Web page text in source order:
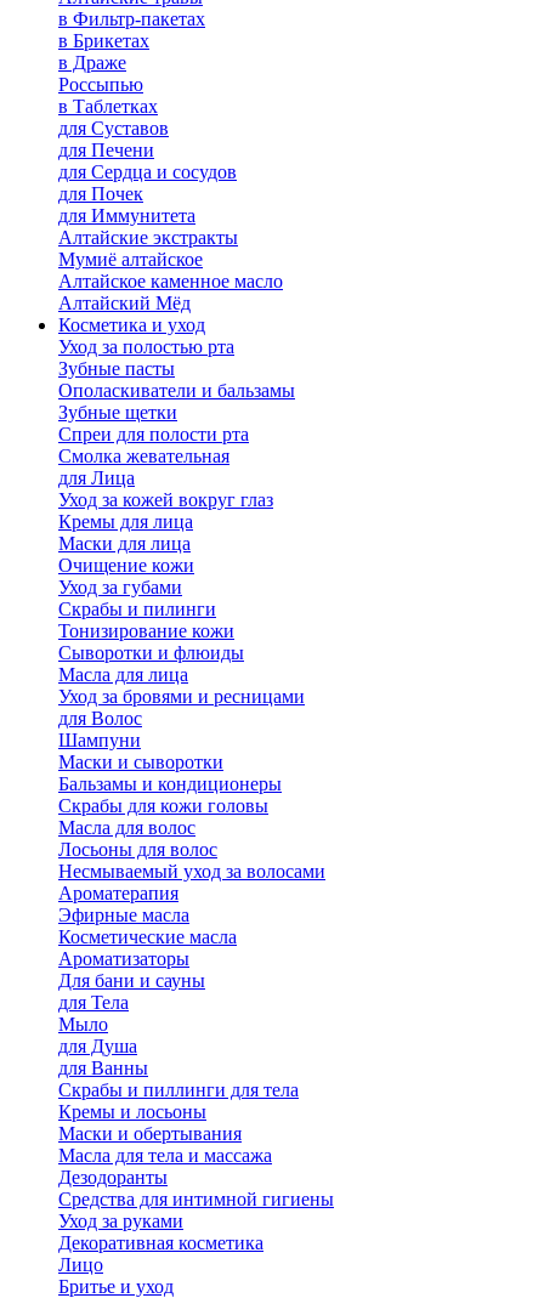
в Фильтр-пакетах
в Брикетах
в Драже
Россыпью
в Таблетках
для Cуставов
для Печени
для Сердца и сосудов
для Почек
для Иммунитета
Алтайские экстракты
Мумиё алтайское
Алтайское каменное масло
Алтайский Мёд
Косметика и уход
Уход за полостью рта
Зубные пасты
Ополаскиватели и бальзамы
Зубные щетки
Спреи для полости рта
Смолка жевательная
для Лица
Уход за кожей вокруг глаз
Кремы для лица
Маски для лица
Очищение кожи
Уход за губами
Скрабы и пилинги
Тонизирование кожи
Сыворотки и флюиды
Масла для лица
Уход за бровями и ресницами
для Волос
Шампуни
Маски и сыворотки
Бальзамы и кондиционеры
Скрабы для кожи головы
Масла для волос
Лосьоны для волос
Несмываемый уход за волосами
Ароматерапия
Эфирные масла
Косметические масла
Ароматизаторы
Для бани и сауны
для Тела
Мыло
для Душа
для Ванны
Скрабы и пиллинги для тела
Кремы и лосьоны
Маски и обертывания
Масла для тела и массажа
Дезодоранты
Средства для интимной гигиены
Уход за руками
Декоративная косметика
Лицо
Бритье и уход